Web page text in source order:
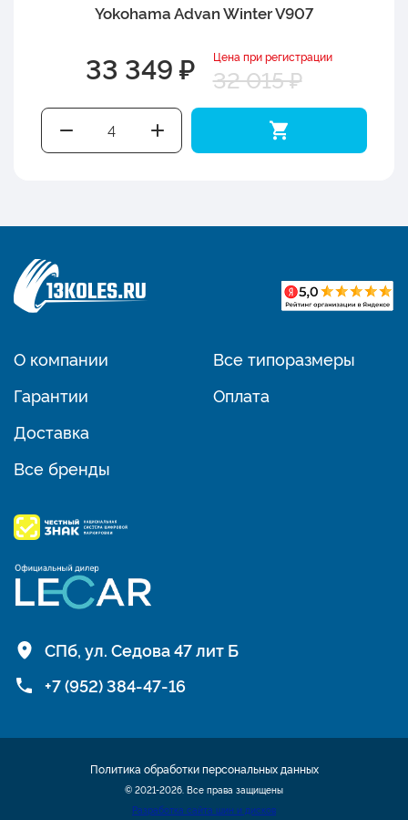
Yokohama Advan Winter V907
33 349 ₽ Цена при регистрации
32 015 ₽
О компании
Гарантии
Доставка
Все бренды
Все типоразмеры
Оплата
СПб, ул. Седова 47 лит Б
+7 (952) 384-47-16
© 2021-2026. Все права защищены
Разработка сайта шин и дисков
Политика обработки персональных данных